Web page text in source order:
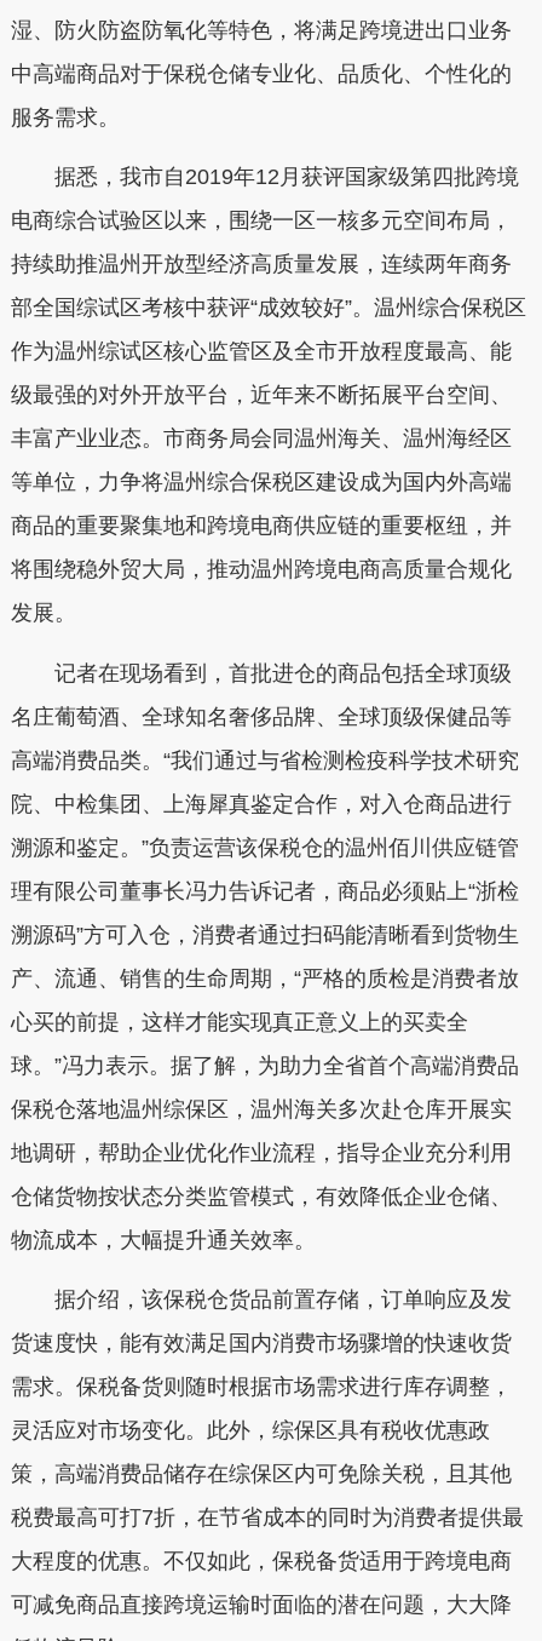
湿、防火防盗防氧化等特色，将满足跨境进出口业务
中高端商品对于保税仓储专业化、品质化、个性化的
服务需求。
据悉，我市自2019年12月获评国家级第四批跨境
电商综合试验区以来，围绕一区一核多元空间布局，
持续助推温州开放型经济高质量发展，连续两年商务
部全国综试区考核中获评“成效较好”。温州综合保税区
作为温州综试区核心监管区及全市开放程度最高、能
级最强的对外开放平台，近年来不断拓展平台空间、
丰富产业业态。市商务局会同温州海关、温州海经区
等单位，力争将温州综合保税区建设成为国内外高端
商品的重要聚集地和跨境电商供应链的重要枢纽，并
将围绕稳外贸大局，推动温州跨境电商高质量合规化
发展。
记者在现场看到，首批进仓的商品包括全球顶级
名庄葡萄酒、全球知名奢侈品牌、全球顶级保健品等
高端消费品类。“我们通过与省检测检疫科学技术研究
院、中检集团、上海犀真鉴定合作，对入仓商品进行
溯源和鉴定。”负责运营该保税仓的温州佰川供应链管
理有限公司董事长冯力告诉记者，商品必须贴上“浙检
溯源码”方可入仓，消费者通过扫码能清晰看到货物生
产、流通、销售的生命周期，“严格的质检是消费者放
心买的前提，这样才能实现真正意义上的买卖全
球。”冯力表示。据了解，为助力全省首个高端消费品
保税仓落地温州综保区，温州海关多次赴仓库开展实
地调研，帮助企业优化作业流程，指导企业充分利用
仓储货物按状态分类监管模式，有效降低企业仓储、
物流成本，大幅提升通关效率。
据介绍，该保税仓货品前置存储，订单响应及发
货速度快，能有效满足国内消费市场骤增的快速收货
需求。保税备货则随时根据市场需求进行库存调整，
灵活应对市场变化。此外，综保区具有税收优惠政
策，高端消费品储存在综保区内可免除关税，且其他
税费最高可打7折，在节省成本的同时为消费者提供最
大程度的优惠。不仅如此，保税备货适用于跨境电商
可减免商品直接跨境运输时面临的潜在问题，大大降